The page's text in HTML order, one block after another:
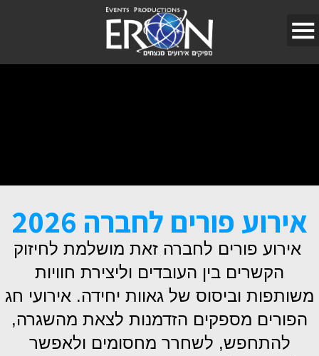
אירוע פורים לחברה 2026
אירוע פורים לחברה זאת מושלמת לחיזוק
הקשרים בין העובדים וליצירת חוויות
משותפות וביסוס של גאוות יחידה. אירועי חג
הפורים מספקים הזדמנות לצאת מהשגרה,
להתחפש, לשחרר מחסומים ולאפשר